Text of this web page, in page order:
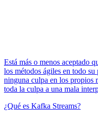
Está más o menos aceptado
los métodos ágiles en todo
ninguna culpa en los propios
toda la culpa a una mala
¿Qué es Kafka Streams?